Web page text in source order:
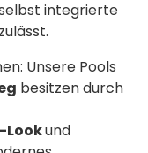
integrierte
Unsere Pools
besitzen durch
und